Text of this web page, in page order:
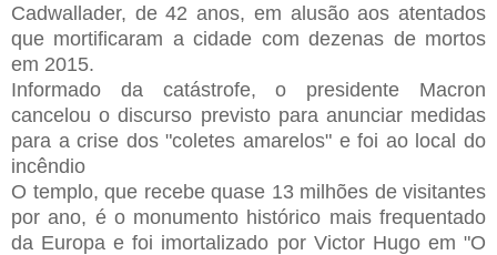
Cadwallader, de 42 anos, em alusão aos atentados
que mortificaram a cidade com dezenas de mortos
em 2015.
Informado da catástrofe, o presidente Macron
cancelou o discurso previsto para anunciar medidas
para a crise dos "coletes amarelos" e foi ao local do
incêndio
O templo, que recebe quase 13 milhões de visitantes
por ano, é o monumento histórico mais frequentado
da Europa e foi imortalizado por Victor Hugo em "O